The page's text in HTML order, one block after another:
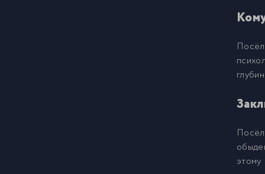
22 22
23 23
24 24